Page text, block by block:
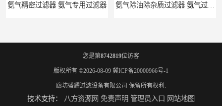
氨气除油除杂质过滤器 氨气过滤器生产厂家
您是第8742819位访客
版权所有 ©2026-08-09 冀ICP备20000966号-1
廊坊盛耀过滤设备有限公司 保留所有权利.
技术支持： 八方资源网 免责声明 管理员入口 网站地图